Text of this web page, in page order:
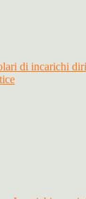
di incarichi